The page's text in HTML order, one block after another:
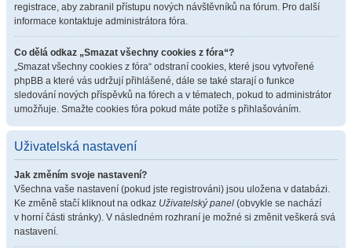
registrace, aby zabranil přístupu nových návštěvníků na fórum. Pro další
informace kontaktuje administrátora fóra.
Co dělá odkaz „Smazat všechny cookies z fóra“?
„Smazat všechny cookies z fóra“ odstraní cookies, které jsou vytvořené
phpBB a které vás udržují přihlášené, dále se také starají o funkce
sledování nových příspěvků na fórech a v tématech, pokud to administrátor
umožňuje. Smažte cookies fóra pokud máte potíže s přihlašováním.
Uživatelská nastavení
Jak změním svoje nastavení?
Všechna vaše nastavení (pokud jste registrováni) jsou uložena v databázi.
Ke změně stačí kliknout na odkaz Uživatelský panel (obvykle se nachází
v horní části stránky). V následném rozhraní je možné si změnit veškerá svá
nastavení.